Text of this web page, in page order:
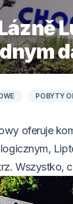
POBYTY
oferuje
Wszystko,